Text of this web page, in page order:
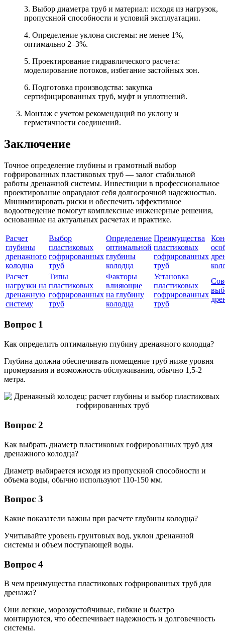
3. Выбор диаметра труб и материал: исходя из нагрузок,
пропускной способности и условий эксплуатации.
4. Определение уклона системы: не менее 1%,
оптимально 2–3%.
5. Проектирование гидравлического расчета:
моделирование потоков, избегание застойных зон.
6. Подготовка производства: закупка
сертифицированных труб, муфт и уплотнений.
Монтаж с учетом рекомендаций по уклону и
герметичности соединений.
Заключение
Точное определение глубины и грамотный выбор
гофрированных пластиковых труб — залог стабильной
работы дренажной системы. Инвестиции в профессиональное
проектирование оправдают себя долгосрочной надежностью.
Минимизировать риски и обеспечить эффективное
водоотведение помогут комплексные инженерные решения,
основанные на актуальных расчетах и практике.
Расчет
глубины
дренажного
колодца
Выбор
пластиковых
гофрированных
труб
Определение
оптимальной
глубины
колодца
Преимущества
пластиковых
гофрированных
труб
Расчет
нагрузки на
дренажную
систему
Типы
пластиковых
гофрированных
труб
Факторы
влияющие
на глубину
колодца
Установка
пластиковых
гофрированных
труб
Вопрос 1
Как определить оптимальную глубину дренажного колодца?
Глубина должна обеспечивать помещение труб ниже уровня
промерзания и возможность обслуживания, обычно 1,5-2
метра.
Вопрос 2
Как выбрать диаметр пластиковых гофрированных труб для
дренажного колодца?
Диаметр выбирается исходя из пропускной способности и
объема воды, обычно используют 110-150 мм.
Вопрос 3
Какие показатели важны при расчете глубины колодца?
Учитывайте уровень грунтовых вод, уклон дренажной
системы и объем поступающей воды.
Вопрос 4
В чем преимущества пластиковых гофрированных труб для
дренажа?
Они легкие, морозоустойчивые, гибкие и быстро
монтируются, что обеспечивает надежность и долговечность
системы.